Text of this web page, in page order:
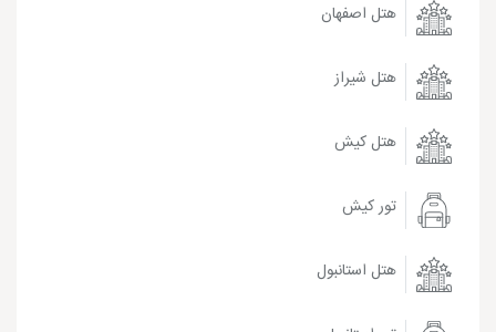
هتل اصفهان
هتل شیراز
هتل کیش
تور کیش
هتل استانبول